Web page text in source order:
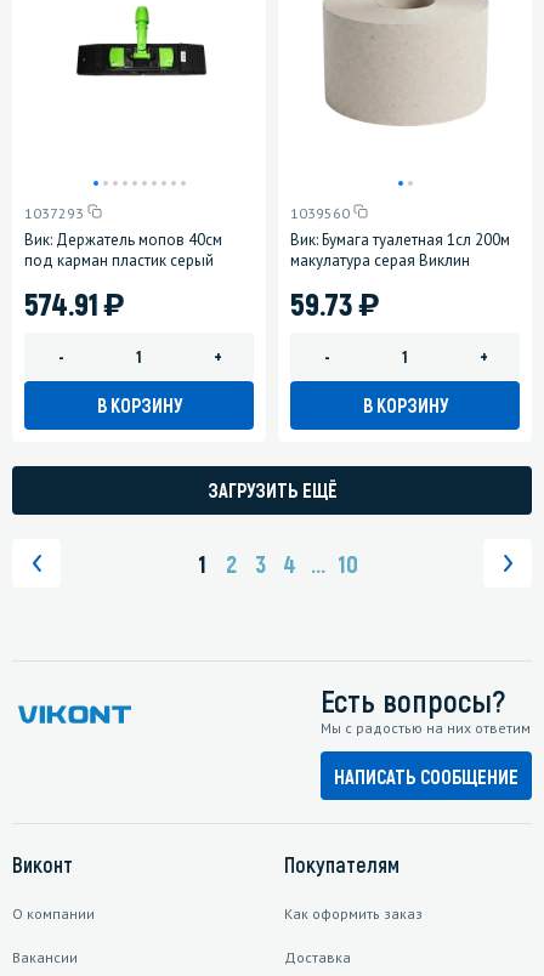
1037293
Вик: Держатель мопов 40см
под карман пластик серый
574.91)
- +
В КОРЗИНУ
1039560
Вик: Бумага туалетная 1сл 200м
макулатура серая Виклин
59.73)
- +
В КОРЗИНУ
ЗАГРУЗИТЬ ЕЩЁ
1 2 3 4 ... 10
Есть вопросы?
Мы с радостью на них ответим
НАПИСАТЬ СООБЩЕНИЕ
Виконт
О компании
Вакансии
Покупателям
Как оформить заказ
Доставка